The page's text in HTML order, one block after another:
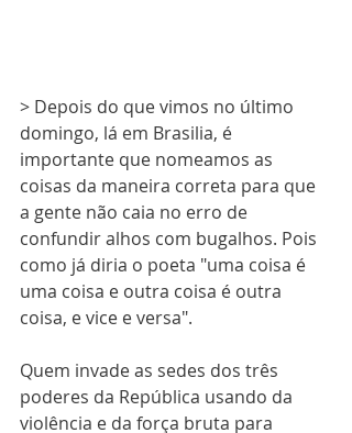
> Depois do que vimos no último
domingo, lá em Brasilia, é
importante que nomeamos as
coisas da maneira correta para que
a gente não caia no erro de
confundir alhos com bugalhos. Pois
como já diria o poeta "uma coisa é
uma coisa e outra coisa é outra
coisa, e vice e versa".
Quem invade as sedes dos três
poderes da República usando da
violência e da força bruta para